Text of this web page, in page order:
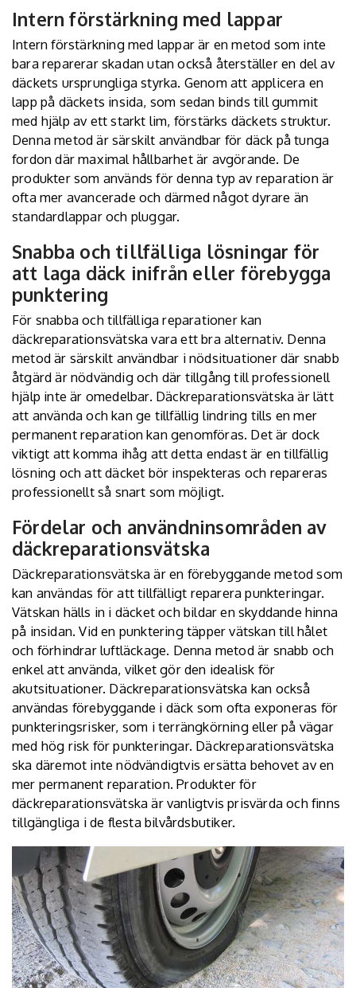
Intern förstärkning med lappar
Intern förstärkning med lappar är en metod som inte
bara reparerar skadan utan också återställer en del av
däckets ursprungliga styrka. Genom att applicera en
lapp på däckets insida, som sedan binds till gummit
med hjälp av ett starkt lim, förstärks däckets struktur.
Denna metod är särskilt användbar för däck på tunga
fordon där maximal hållbarhet är avgörande. De
produkter som används för denna typ av reparation är
ofta mer avancerade och därmed något dyrare än
standardlappar och pluggar.
Snabba och tillfälliga lösningar för
att laga däck inifrån eller förebygga
punktering
För snabba och tillfälliga reparationer kan
däckreparationsvätska vara ett bra alternativ. Denna
metod är särskilt användbar i nödsituationer där snabb
åtgärd är nödvändig och där tillgång till professionell
hjälp inte är omedelbar. Däckreparationsvätska är lätt
att använda och kan ge tillfällig lindring tills en mer
permanent reparation kan genomföras. Det är dock
viktigt att komma ihåg att detta endast är en tillfällig
lösning och att däcket bör inspekteras och repareras
professionellt så snart som möjligt.
Fördelar och användninsområden av
däckreparationsvätska
Däckreparationsvätska är en förebyggande metod som
kan användas för att tillfälligt reparera punkteringar.
Vätskan hälls in i däcket och bildar en skyddande hinna
på insidan. Vid en punktering täpper vätskan till hålet
och förhindrar luftläckage. Denna metod är snabb och
enkel att använda, vilket gör den idealisk för
akutsituationer. Däckreparationsvätska kan också
användas förebyggande i däck som ofta exponeras för
punkteringsrisker, som i terrängkörning eller på vägar
med hög risk för punkteringar. Däckreparationsvätska
ska däremot inte nödvändigtvis ersätta behovet av en
mer permanent reparation. Produkter för
däckreparationsvätska är vanligtvis prisvärda och finns
tillgängliga i de flesta bilvårdsbutiker.